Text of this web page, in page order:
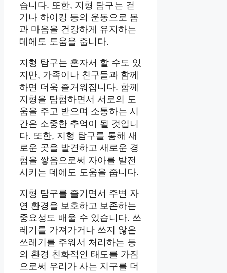
습니다. 또한, 지형 탐구는 걷
기나 하이킹 등의 운동으로 몸
과 마음을 건강하게 유지하는
데에도 도움을 줍니다.
지형 탐구는 혼자서 할 수도 있
지만, 가족이나 친구들과 함께
하면 더욱 즐거워집니다. 함께
지형을 탐험하면서 서로의 도
움을 주고 받으며 소통하는 시
간은 소중한 추억이 될 것입니
다. 또한, 지형 탐구를 통해 새
로운 곳을 발견하고 새로운 경
험을 쌓음으로써 자아를 발전
시키는 데에도 도움을 줍니다.
지형 탐구를 즐기면서 주변 자
연 환경을 보호하고 보존하는
중요성도 배울 수 있습니다. 쓰
레기를 가져가거나 쓰지 않은
쓰레기를 주워서 처리하는 등
의 환경 친화적인 태도를 가짐
으로써 우리가 사는 지구를 더